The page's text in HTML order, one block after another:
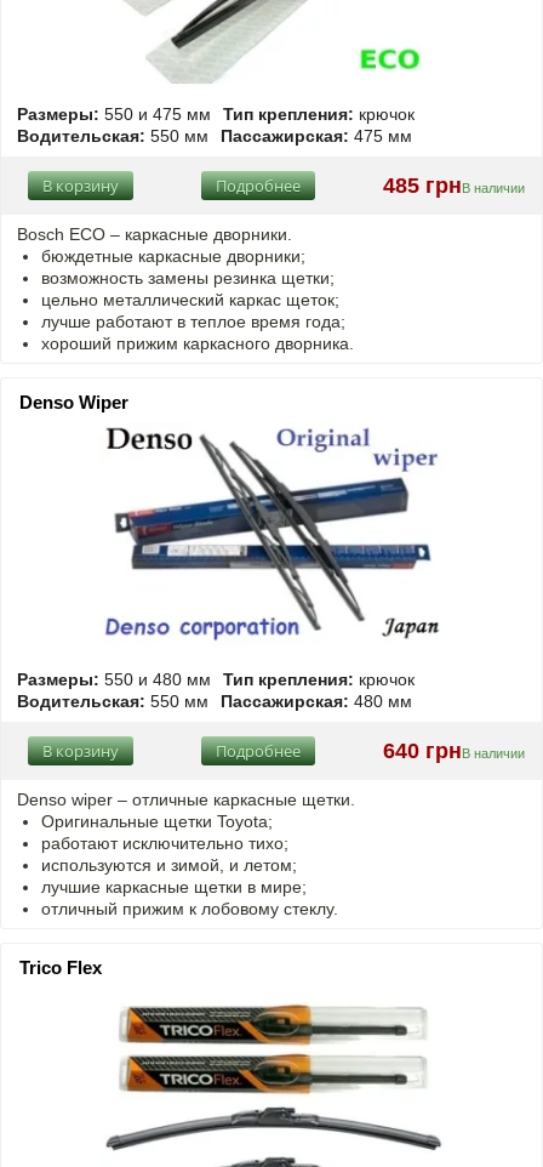
Размеры: 550 и 475 мм Тип крепления: крючок
Водительская: 550 мм Пассажирская: 475 мм
485 грн В наличии
Подробнее
В корзину
Bosch ECO – каркасные дворники.
бюждетные каркасные дворники;
возможность замены резинка щетки;
цельно металлический каркас щеток;
лучше работают в теплое время года;
хороший прижим каркасного дворника.
Denso Wiper
Размеры: 550 и 480 мм Тип крепления: крючок
Водительская: 550 мм Пассажирская: 480 мм
640 грнВ наличии
Подробнее
В корзину
Denso wiper – отличные каркасные щетки.
Оригинальные щетки Toyota;
работают исключительно тихо;
используются и зимой, и летом;
лучшие каркасные щетки в мире;
отличный прижим к лобовому стеклу.
Trico Flex